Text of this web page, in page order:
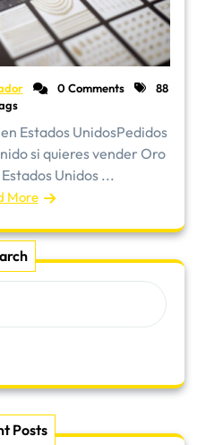
0 Comments
88
Estados UnidosPedidos
si quieres vender Oro
Unidos ...
More
Posts